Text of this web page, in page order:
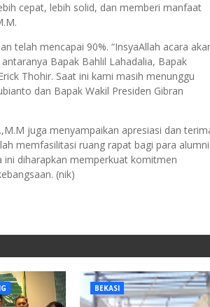
cepat, lebih solid, dan memberi manfaat
telah mencapai 90%. “InsyaAllah acara
Bapak Bahlil Lahadalia, Bapak
Thohir. Saat ini kami masih menunggu
dan Bapak Wakil Presiden Gibran
juga menyampaikan apresiasi dan
memfasilitasi ruang rapat bagi para alumni
ini diharapkan memperkuat komitmen
(nik)
BEKASI